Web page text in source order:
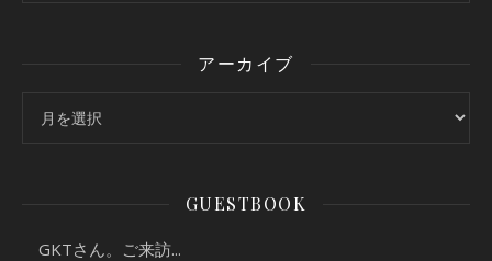
アーカイブ
GUESTBOOK
GKTさん。ご来訪...